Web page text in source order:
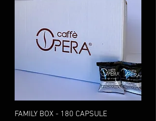
FAMILY BOX - 180 CAPSULE